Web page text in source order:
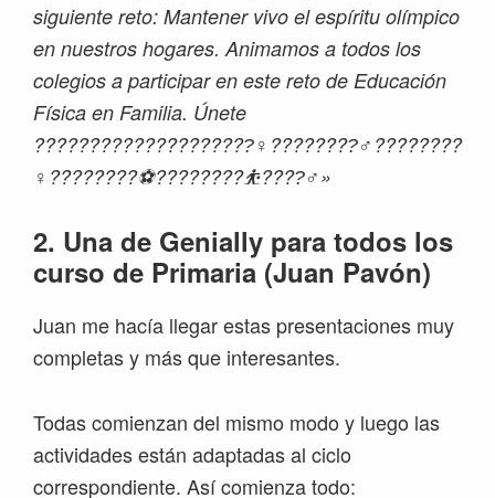
siguiente reto: Mantener vivo el espíritu olímpico
en nuestros hogares. Animamos a todos los
colegios a participar en este reto de Educación
Física en Familia. Únete
????????????????????‍♀????????‍♂????????‍
♀????????⚽????????⛹????‍♂»
2. Una de Genially para todos los
curso de Primaria (Juan Pavón)
Juan me hacía llegar estas presentaciones muy
completas y más que interesantes.
Todas comienzan del mismo modo y luego las
actividades están adaptadas al ciclo
correspondiente. Así comienza todo: